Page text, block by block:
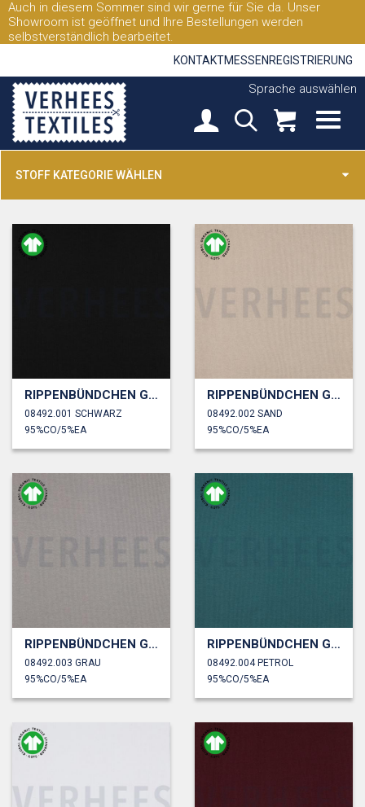
Auch in diesem Sommer sind wir gerne für Sie da. Unser
Showroom ist geöffnet und Ihre Bestellungen werden
selbstverständlich bearbeitet.
KONTAKTMESSEN REGISTRIERUNG
Sprache auswählen
STOFF KATEGORIE WÄHLEN
RIPPENBÜNDCHEN GOTS
08492.001 SCHWARZ
95%CO/5%EA
RIPPENBÜNDCHEN GOTS
08492.002 SAND
95%CO/5%EA
RIPPENBÜNDCHEN GOTS
08492.003 GRAU
95%CO/5%EA
RIPPENBÜNDCHEN GOTS
08492.004 PETROL
95%CO/5%EA